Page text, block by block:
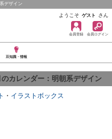
デザイン
ようこそ ゲスト さん
会員登録 会員ログイン
豆知識・情報
カレンダー：明朝系デザイン
・ イラストボックス